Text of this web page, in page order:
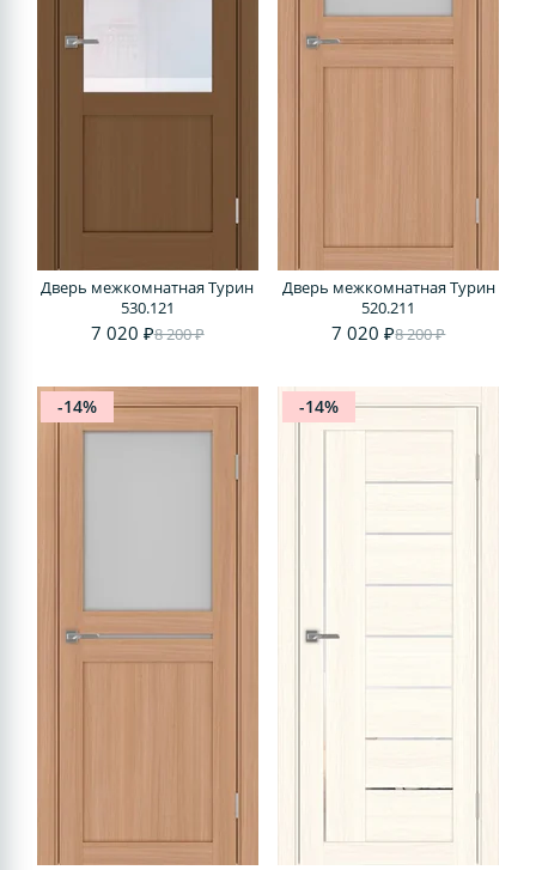
Дверь межкомнатная Турин
530.121
7 020 ₽8 200 ₽
Дверь межкомнатная Турин
520.211
7 020 ₽8 200 ₽
-14% -14%